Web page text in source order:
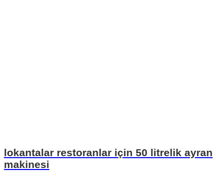
lokantalar restoranlar için 50 litrelik ayran
makinesi